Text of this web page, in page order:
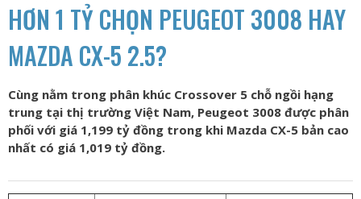
HƠN 1 TỶ CHỌN PEUGEOT 3008 HAY
MAZDA CX-5 2.5?
Cùng nằm trong phân khúc Crossover 5 chỗ ngồi hạng
trung tại thị trường Việt Nam, Peugeot 3008 được phân
phối với giá 1,199 tỷ đồng trong khi Mazda CX-5 bản cao
nhất có giá 1,019 tỷ đồng.